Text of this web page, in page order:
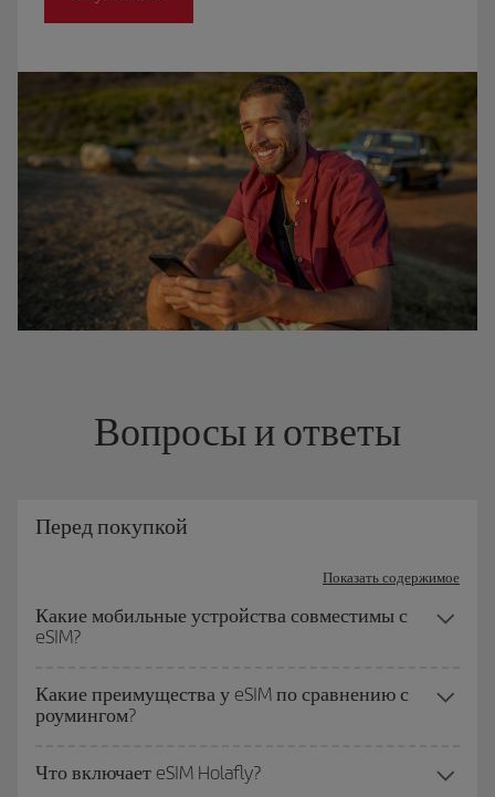
Вопросы и ответы
Перед покупкой
Показать содержимое
Какие мобильные устройства совместимы с
eSIM?
Какие преимущества у eSIM по сравнению с
роумингом?
Что включает eSIM Holafly?